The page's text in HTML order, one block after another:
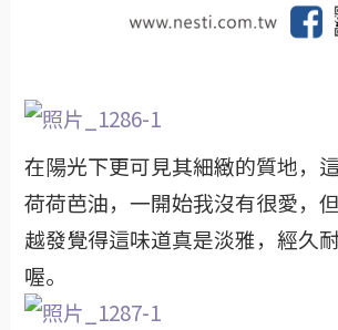
在陽光下更可見其細緻的質地，
荷荷芭油，一開始我沒有很愛，但
越發覺得這味道真是淡雅，經久
喔。